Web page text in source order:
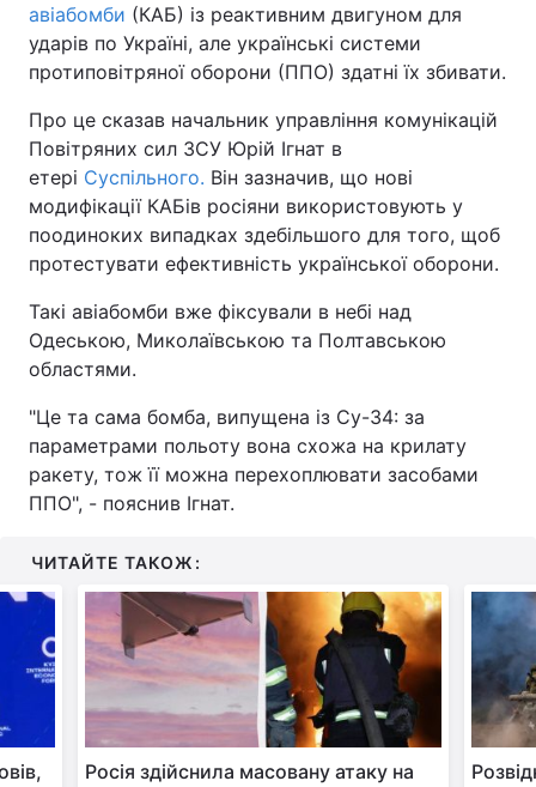
авіабомби (КАБ) із реактивним двигуном для
ударів по Україні, але українські системи
протиповітряної оборони (ППО) здатні їх збивати.
Про це сказав начальник управління комунікацій
Повітряних сил ЗСУ Юрій Ігнат в
етері Суспільного. Він зазначив, що нові
модифікації КАБів росіяни використовують у
поодиноких випадках здебільшого для того, щоб
протестувати ефективність української оборони.
Такі авіабомби вже фіксували в небі над
Одеською, Миколаївською та Полтавською
областями.
"Це та сама бомба, випущена із Су-34: за
параметрами польоту вона схожа на крилату
ракету, тож її можна перехоплювати засобами
ППО", - пояснив Ігнат.
ЧИТАЙТЕ ТАКОЖ:
Росія здійснила масовану атаку на